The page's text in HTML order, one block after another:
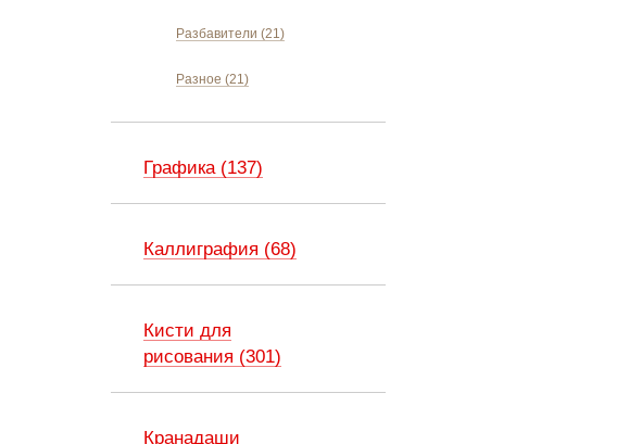
Разбавители (21)
Разное (21)
Графика (137)
Каллиграфия (68)
Кисти для
рисования (301)
Кранадаши